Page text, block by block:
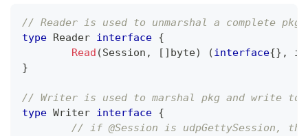
// Reader is used to unmarshal a complete
type Reader interface {
Read (Session , [ ] byte) (interface{} ,
}
// Writer is used to marshal pkg and write to
type Writer interface {
// if @Session is udpGettySession, the